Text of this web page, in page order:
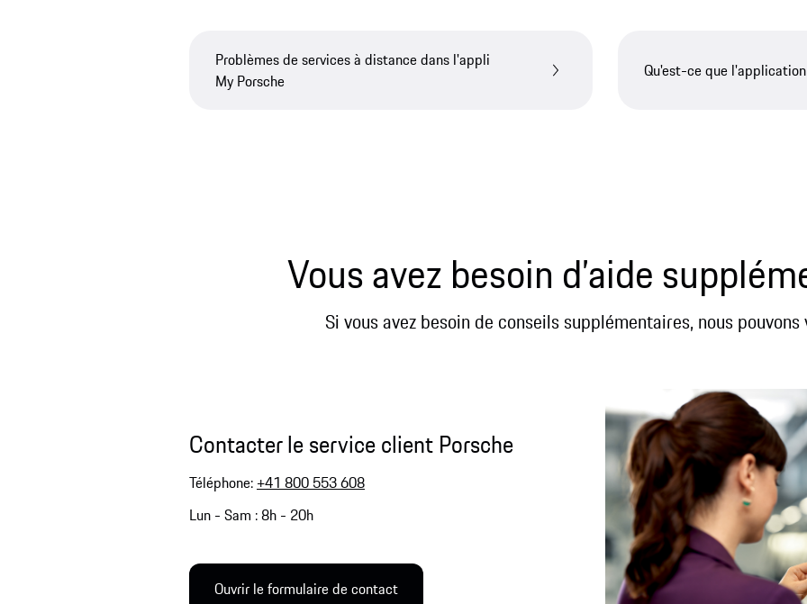
Problèmes de services à distance dans l'appli
My Porsche
Qu'est-ce que
Vous avez besoin d’aide
Si vous avez besoin de conseils supplémentaires, nous pouvons
Contacter le service client Porsche
Téléphone: +41 800 553 608
Lun - Sam : 8h - 20h
Ouvrir le formulaire de contact